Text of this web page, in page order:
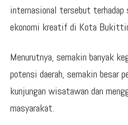
internasional tersebut
ekonomi kreatif di Kota
Menurutnya, semakin banyak
potensi daerah, semakin besar
kunjungan wisatawan dan
masyarakat.